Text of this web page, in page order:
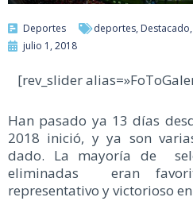
Deportes deportes, Destacado,
julio 1, 2018
[rev_slider
Han pasado ya 13 días
2018 inició, y ya son
dado. La mayoría de
eliminadas eran
representativo y victorioso